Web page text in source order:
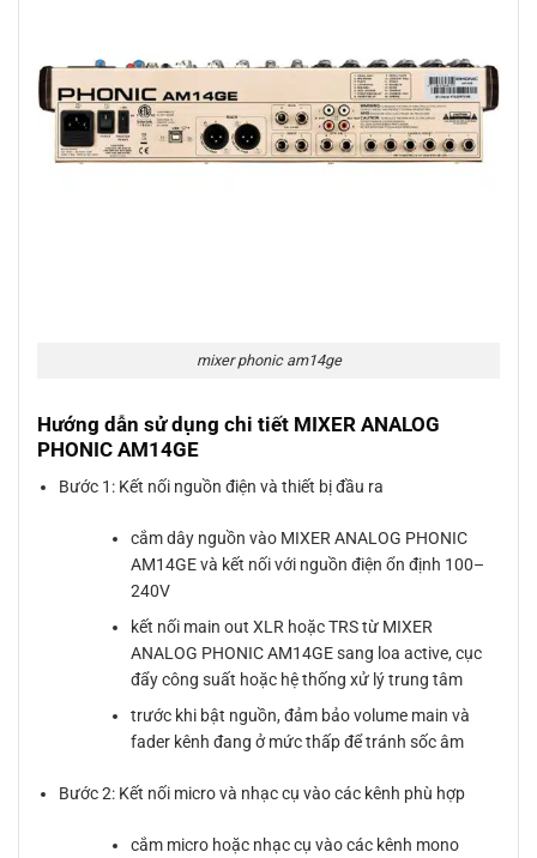
mixer phonic am14ge
Hướng dẫn sử dụng chi tiết MIXER ANALOG
PHONIC AM14GE
Bước 1: Kết nối nguồn điện và thiết bị đầu ra
cắm dây nguồn vào MIXER ANALOG PHONIC
AM14GE và kết nối với nguồn điện ổn định 100–
240V
kết nối main out XLR hoặc TRS từ MIXER
ANALOG PHONIC AM14GE sang loa active, cục
đẩy công suất hoặc hệ thống xử lý trung tâm
trước khi bật nguồn, đảm bảo volume main và
fader kênh đang ở mức thấp để tránh sốc âm
Bước 2: Kết nối micro và nhạc cụ vào các kênh phù hợp
cắm micro hoặc nhạc cụ vào các kênh mono